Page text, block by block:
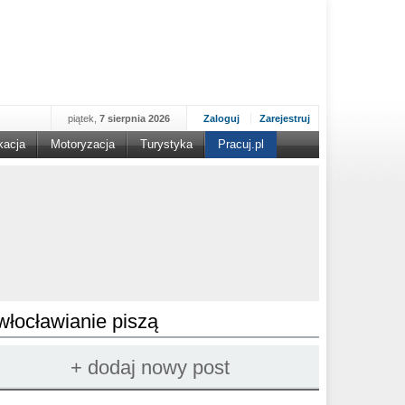
Zaloguj Zarejestruj
piątek, 7 sierpnia 2026
Motoryzacja Turystyka Pracuj.pl
piszą